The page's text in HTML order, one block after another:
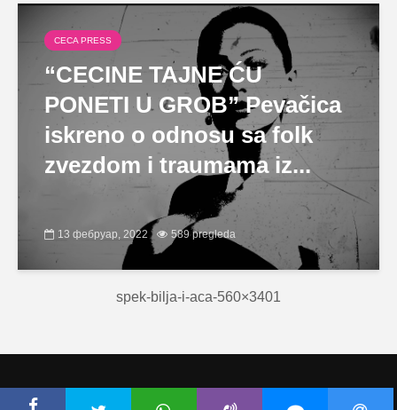
CECA PRESS
“CECINE TAJNE ĆU
PONETI U GROB” Pevačica
iskreno o odnosu sa folk
zvezdom i traumama iz...
13 фебруар, 2022 589 pregleda
spek-bilja-i-aca-560×3401